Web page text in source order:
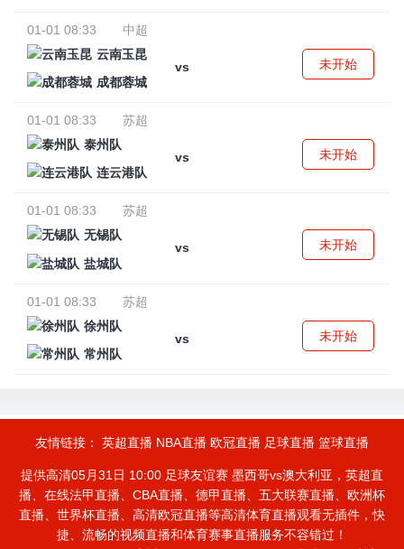
01-01 08:33
中超
云南玉昆
vs
成都蓉城
未开始
01-01 08:33
苏超
泰州队
vs
连云港队
未开始
01-01 08:33
苏超
无锡队
vs
盐城队
未开始
01-01 08:33
苏超
徐州队
vs
常州队
未开始
友情链接： 英超直播 NBA直播 欧冠直播 足球直播 篮球直播
提供高清05月31日 10:00 足球友谊赛 墨西哥vs澳大利亚，英超直
播、在线法甲直播、CBA直播、德甲直播、五大联赛直播、欧洲杯
直播、世界杯直播、高清欧冠直播等高清体育直播观看无插件，快
捷、流畅的视频直播和体育赛事直播服务不容错过！